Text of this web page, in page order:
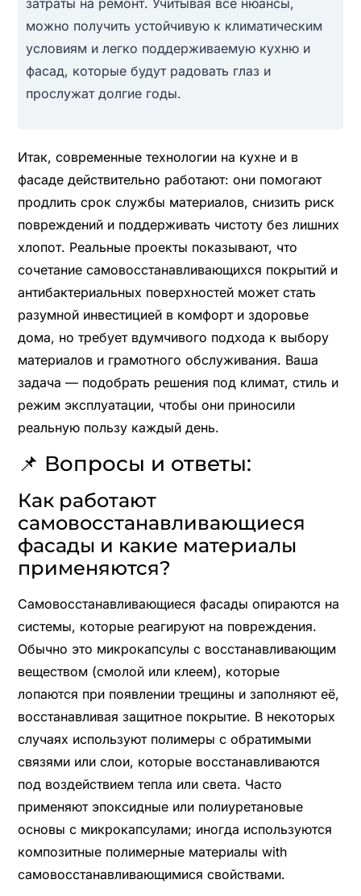
можно получить устойчивую к климатическим
условиям и легко поддерживаемую кухню и
фасад, которые будут радовать глаз и
прослужат долгие годы.
Итак, современные технологии на кухне и в
фасаде действительно работают: они помогают
продлить срок службы материалов, снизить риск
повреждений и поддерживать чистоту без лишних
хлопот. Реальные проекты показывают, что
сочетание самовосстанавливающихся покрытий и
антибактериальных поверхностей может стать
разумной инвестицией в комфорт и здоровье
дома, но требует вдумчивого подхода к выбору
материалов и грамотного обслуживания. Ваша
задача — подобрать решения под климат, стиль и
режим эксплуатации, чтобы они приносили
реальную пользу каждый день.
📌 Вопросы и ответы:
Как работают
самовосстанавливающиеся
фасады и какие материалы
применяются?
Самовосстанавливающиеся фасады опираются на
системы, которые реагируют на повреждения.
Обычно это микрокапсулы с восстанавливающим
веществом (смолой или клеем), которые
лопаются при появлении трещины и заполняют её,
восстанавливая защитное покрытие. В некоторых
случаях используют полимеры с обратимыми
связями или слои, которые восстанавливаются
под воздействием тепла или света. Часто
применяют эпоксидные или полиуретановые
основы с микрокапсулами; иногда используются
композитные полимерные материалы with
самовосстанавливающимися свойствами.